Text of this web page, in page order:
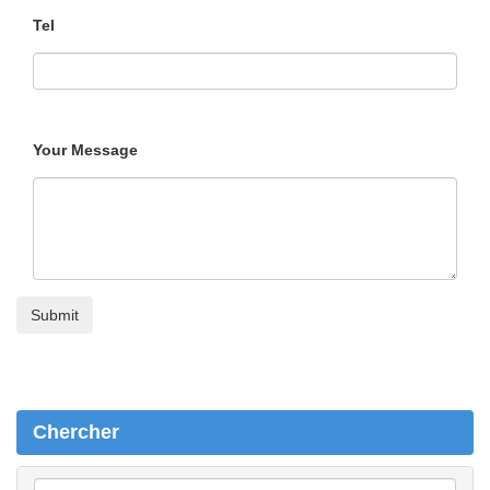
Tel
Your Message
Chercher